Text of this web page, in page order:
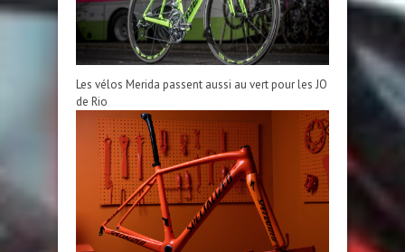
Les vélos Merida passent aussi au vert pour les JO
de Rio